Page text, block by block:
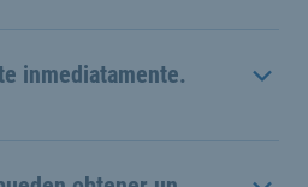
inmediatamente.